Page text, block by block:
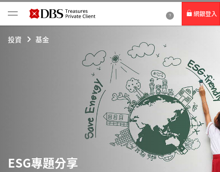
網銀登入
Card+ 信用卡數位服務
企業網路銀行
投資 基金
ESG專題分享